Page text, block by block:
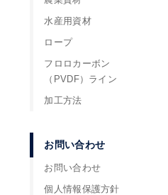
水産用資材
ロープ
フロロカーボン
（PVDF）ライン
加工方法
お問い合わせ
お問い合わせ
個人情報保護方針